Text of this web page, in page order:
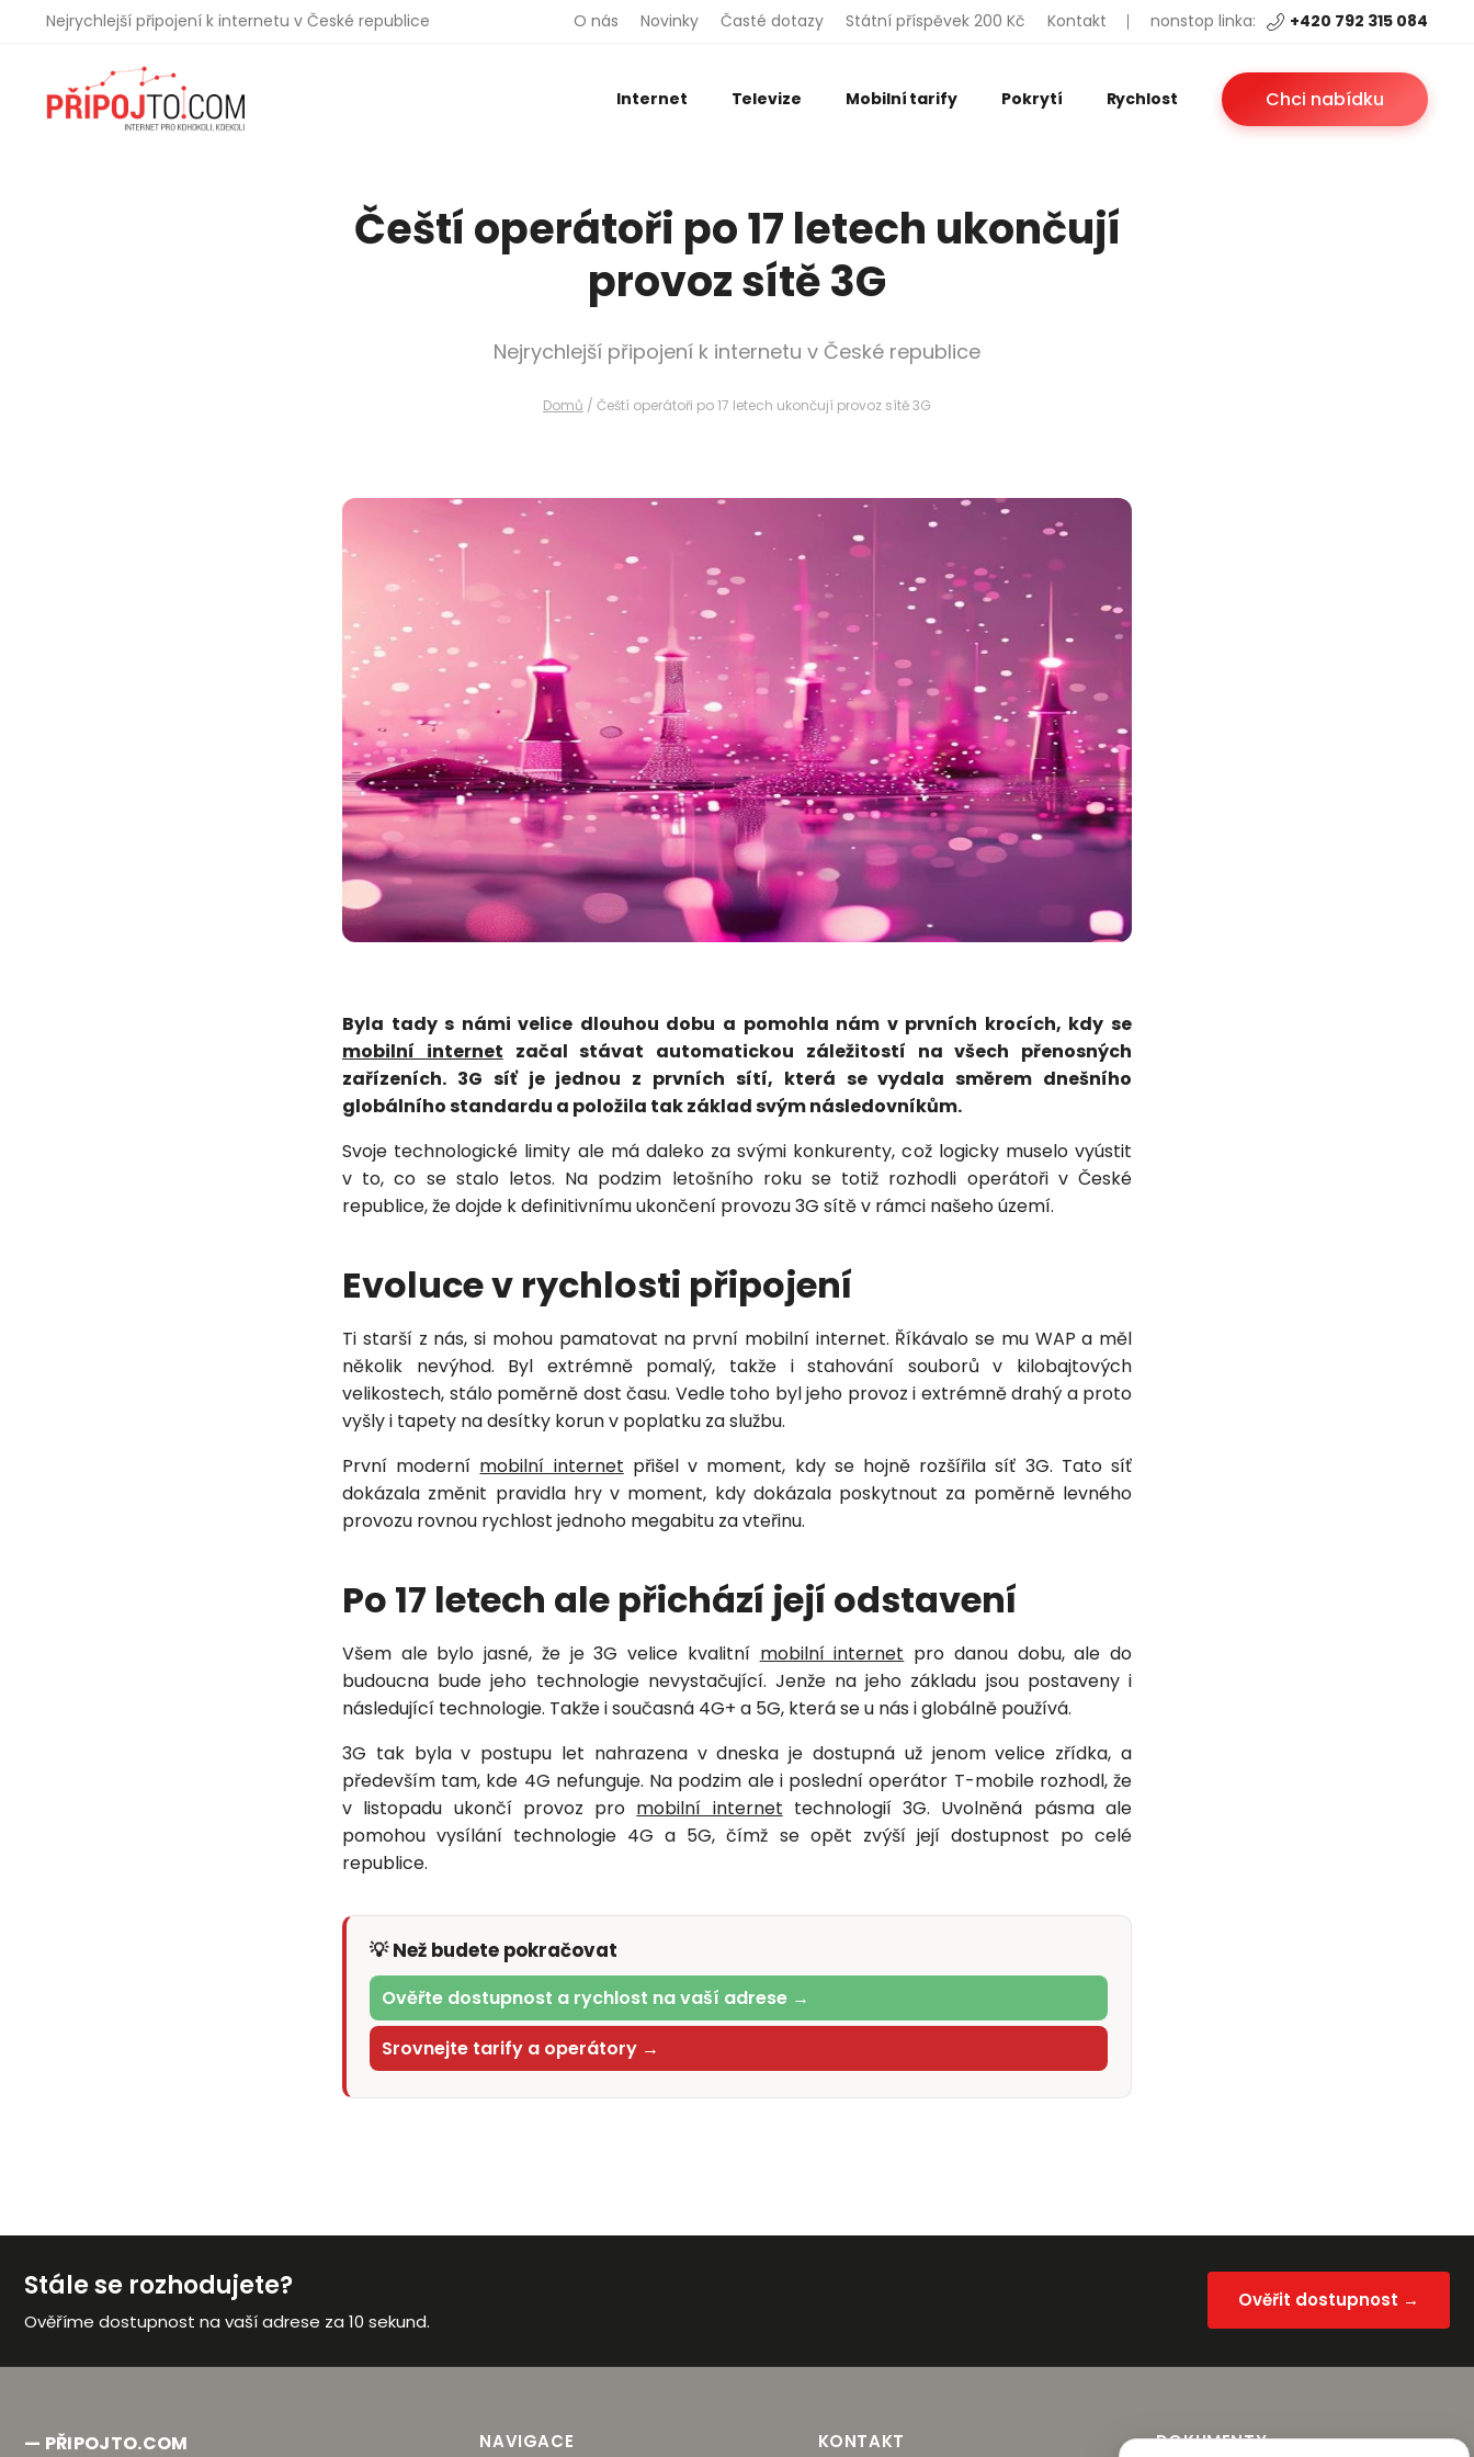
Nejrychlejší připojení k internetu v České republice O nás Novinky Časté dotazy Státní příspěvek 200 Kč Kontakt nonstop linka: +420 792 315 084
Internet Televize Mobilní tarify Pokrytí Rychlost Chci nabídku
Čeští operátoři po 17 letech ukončují
provoz sítě 3G
Nejrychlejší připojení k internetu v České republice
Domů / Čeští operátoři po 17 letech ukončují provoz sítě 3G
Byla tady s námi velice dlouhou dobu a pomohla nám v prvních krocích, kdy se
mobilní internet začal stávat automatickou záležitostí na všech přenosných
zařízeních. 3G síť je jednou z prvních sítí, která se vydala směrem dnešního
globálního standardu a položila tak základ svým následovníkům.
Svoje technologické limity ale má daleko za svými konkurenty, což logicky muselo vyústit
v to, co se stalo letos. Na podzim letošního roku se totiž rozhodli operátoři v České
republice, že dojde k definitivnímu ukončení provozu 3G sítě v rámci našeho území.
Evoluce v rychlosti připojení
Ti starší z nás, si mohou pamatovat na první mobilní internet. Říkávalo se mu WAP a měl
několik nevýhod. Byl extrémně pomalý, takže i stahování souborů v kilobajtových
velikostech, stálo poměrně dost času. Vedle toho byl jeho provoz i extrémně drahý a proto
vyšly i tapety na desítky korun v poplatku za službu.
První moderní mobilní internet přišel v moment, kdy se hojně rozšířila síť 3G. Tato síť
dokázala změnit pravidla hry v moment, kdy dokázala poskytnout za poměrně levného
provozu rovnou rychlost jednoho megabitu za vteřinu.
Po 17 letech ale přichází její odstavení
Všem ale bylo jasné, že je 3G velice kvalitní mobilní internet pro danou dobu, ale do
budoucna bude jeho technologie nevystačující. Jenže na jeho základu jsou postaveny i
následující technologie. Takže i současná 4G+ a 5G, která se u nás i globálně používá.
3G tak byla v postupu let nahrazena v dneska je dostupná už jenom velice zřídka, a
především tam, kde 4G nefunguje. Na podzim ale i poslední operátor T-mobile rozhodl, že
v listopadu ukončí provoz pro mobilní internet technologií 3G. Uvolněná pásma ale
pomohou vysílání technologie 4G a 5G, čímž se opět zvýší její dostupnost po celé
republice.
💡 Než budete pokračovat
Ověřte dostupnost a rychlost na vaší adrese →
Srovnejte tarify a operátory →
Nezávazná poptávka
Zadejte prosím Vaše telefonní číslo. Náš specialista Vás
bude v nejbližší možné době kontaktovat.
Adresa
Telefon
E-mail
Odeslat
spodmínkami ochrany osobních údajů.
Stále se rozhodujete?
Ověříme dostupnost na vaší adrese za 10 sekund.
Ověřit dostupnost →
— PŘIPOJTO.COM NAVIGACE KONTAKT DOKUMENTY
PN Petra je online
Zavolá do 2 minut · Po–Pá 8–18
Zavolejte mi zpět